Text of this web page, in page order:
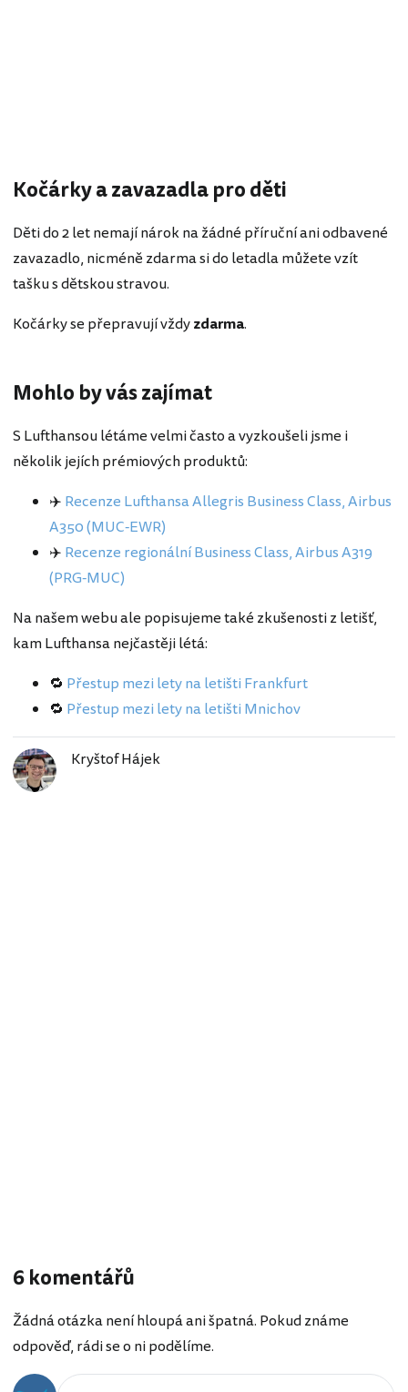
Kočárky a zavazadla pro děti
Děti do 2 let nemají nárok na žádné příruční ani odbavené
zavazadlo, nicméně zdarma si do letadla můžete vzít
tašku s dětskou stravou.
Kočárky se přepravují vždyzdarma.
Mohlo by vás zajímat
S Lufthansou létáme velmi často a vyzkoušeli jsme i
několik jejích prémiových produktů:
✈️ Recenze Lufthansa Allegris Business Class, Airbus
A350 (MUC-EWR)
✈️ Recenze regionální Business Class, Airbus A319
(PRG-MUC)
Na našem webu ale popisujeme také zkušenosti z letišť,
kam Lufthansa nejčastěji létá:
🔁 Přestup mezi lety na letišti Frankfurt
🔁 Přestup mezi lety na letišti Mnichov
Kryštof Hájek
6 komentářů
Žádná otázka není hloupá ani špatná. Pokud známe
odpověď, rádi se o ni podělíme.